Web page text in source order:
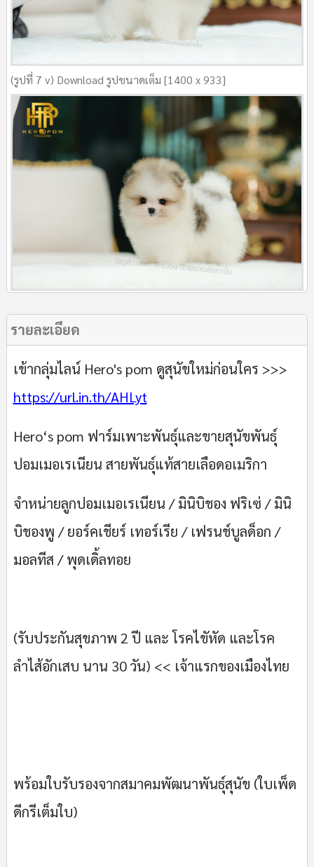
(รูปที่ 7 v) Download รูปขนาดเต็ม [1400 x 933]
รายละเอียด
เข้ากลุ่มไลน์ Hero's pom ดูสุนัขใหม่ก่อนใคร >>>
https://url.in.th/AHLyt
Hero‘s pom ฟาร์มเพาะพันธุ์และขายสุนัขพันธุ์
ปอมเมอเรเนียน สายพันธุ์แท้สายเลือดอเมริกา
จำหน่ายลูกปอมเมอเรเนียน / มินิบิชอง ฟริเซ่ / มินิ
บิชองพู / ยอร์คเชียร์ เทอร์เรีย / เฟรนช์บูลด็อก /
มอลทีส / พุดเดิ้ลทอย
(รับประกันสุขภาพ 2 ปี และ โรคไขัหัด และโรค
ลำไส้อักเสบ นาน 30 วัน) << เจ้าแรกของเมืองไทย
พร้อมใบรับรองจากสมาคมพัฒนาพันธุ์สุนัข (ใบเพ็ด
ดีกรีเต็มใบ)